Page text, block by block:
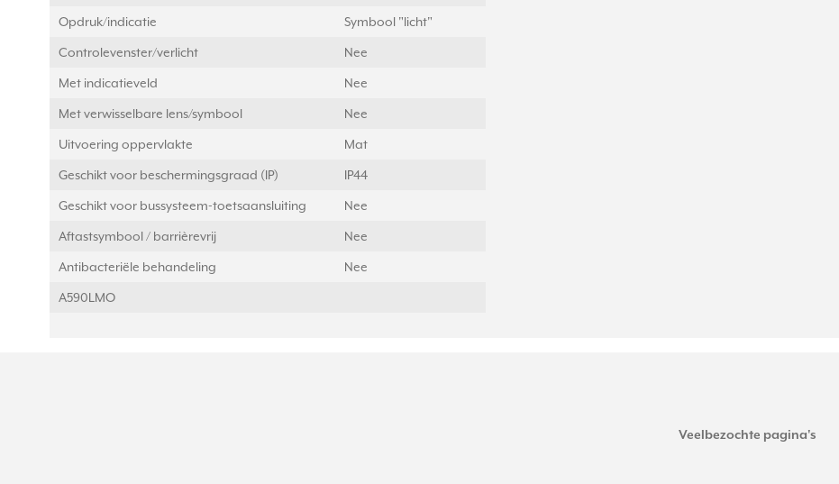
Opdruk/indicatie Symbool "licht"
Controlevenster/verlicht Nee
Met indicatieveld Nee
Met verwisselbare lens/symbool Nee
Uitvoering oppervlakte Mat
Geschikt voor beschermingsgraad (IP) IP44
Geschikt voor bussysteem-toetsaansluiting Nee
Aftastsymbool / barrièrevrij Nee
Antibacteriële behandeling Nee
A590LMO
Veelbezochte pagina's